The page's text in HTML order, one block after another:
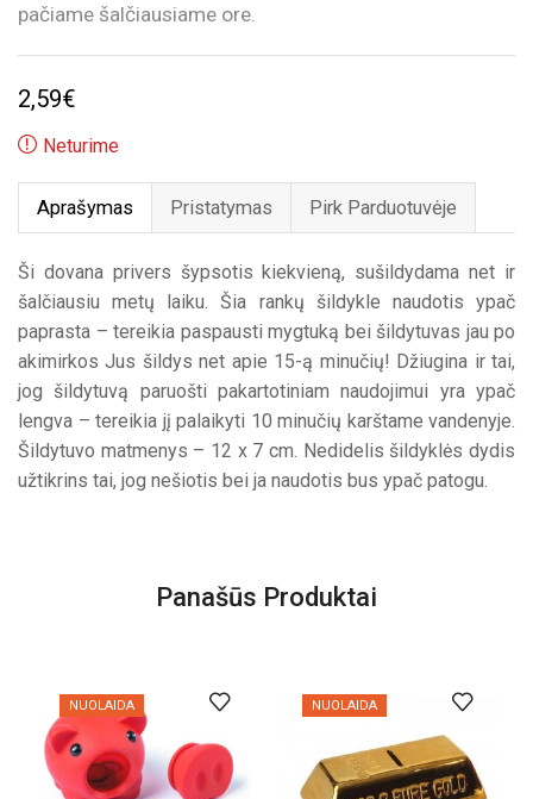
pačiame šalčiausiame ore.
2,59€
Neturime
Aprašymas Pristatymas Pirk Parduotuvėje
Ši dovana privers šypsotis kiekvieną, sušildydama net ir
šalčiausiu metų laiku. Šia rankų šildykle naudotis ypač
paprasta – tereikia paspausti mygtuką bei šildytuvas jau po
akimirkos Jus šildys net apie 15-ą minučių! Džiugina ir tai,
jog šildytuvą paruošti pakartotiniam naudojimui yra ypač
lengva – tereikia jį palaikyti 10 minučių karštame vandenyje.
Šildytuvo matmenys – 12 x 7 cm. Nedidelis šildyklės dydis
užtikrins tai, jog nešiotis bei ja naudotis bus ypač patogu.
Panašūs Produktai
NUOLAIDA NUOLAIDA